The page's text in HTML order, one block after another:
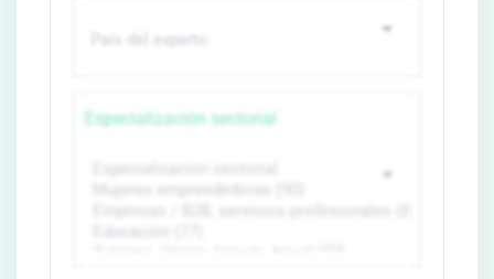
Especialización sectorial